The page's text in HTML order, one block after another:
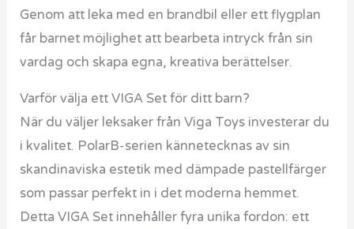
Genom att leka med en brandbil eller ett flygplan
får barnet möjlighet att bearbeta intryck från sin
vardag och skapa egna, kreativa berättelser.
Varför välja ett VIGA Set för ditt barn?
När du väljer leksaker från Viga Toys investerar du
i kvalitet. PolarB-serien kännetecknas av sin
skandinaviska estetik med dämpade pastellfärger
som passar perfekt in i det moderna hemmet.
Detta VIGA Set innehåller fyra unika fordon: ett